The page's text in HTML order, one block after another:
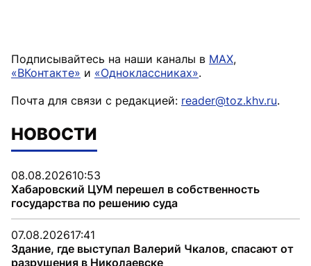
Подписывайтесь на наши каналы в MAX,
«ВКонтакте» и «Одноклассниках».
Почта для связи с редакцией: reader@toz.khv.ru.
НОВОСТИ
08.08.202610:53
Хабаровский ЦУМ перешел в собственность
государства по решению суда
07.08.202617:41
Здание, где выступал Валерий Чкалов, спасают от
разрушения в Николаевске